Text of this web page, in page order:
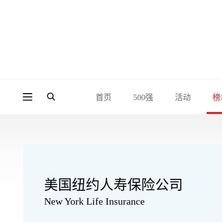
首页 500强 活动 榜
美国纽约人寿保险公司
New York Life Insurance